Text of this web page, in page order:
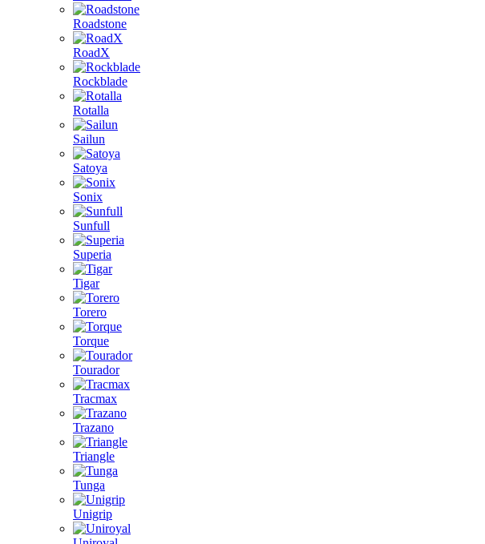
Roadstone
RoadX
Rockblade
Rotalla
Sailun
Satoya
Sonix
Sunfull
Superia
Tigar
Torero
Torque
Tourador
Tracmax
Trazano
Triangle
Tunga
Unigrip